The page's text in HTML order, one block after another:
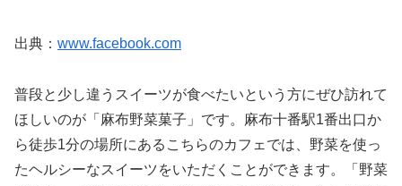
出典： www.facebook.com
普段と少し違うスイーツが食べたいという方にぜひ訪れて
ほしいのが「麻布野菜菓子」です。麻布十番駅1番出口か
ら徒歩1分の場所にあるこちらのカフェでは、野菜を使っ
たヘルシーなスイーツをいただくことができます。「野菜